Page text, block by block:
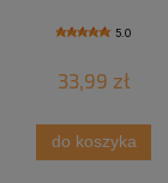
5.0
33,99 zł
do koszyka